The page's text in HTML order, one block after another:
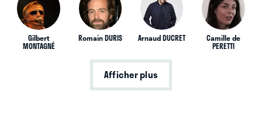
Gilbert
MONTAGNÉ
Romain DURIS Arnaud DUCRET Camille de
PERETTI
Afficher plus